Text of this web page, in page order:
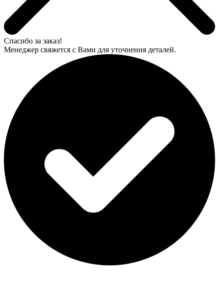
Спасибо за заказ!
Менеджер свяжется с Вами для уточнения деталей.